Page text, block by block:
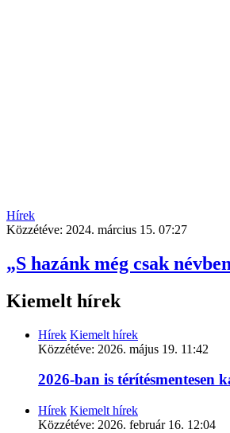
Hírek
Közzétéve: 2024. március 15. 07:27
„S hazánk még csak
Kiemelt hírek
Hírek Kiemelt hírek
Közzétéve: 2026. május 19. 11:42
2026-ban is térítésmentesen
Hírek Kiemelt hírek
Közzétéve: 2026. február 16. 12:04